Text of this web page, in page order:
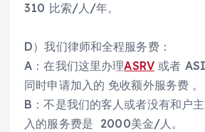
310 比索/人/年。
D）我们律师和全程服务费：
A：在我们这里办理ASRV或者
同时申请加入的 免收额外服务费 。
B：不是我们的客人或者没有和户
入的服务费是 2000美金/人。